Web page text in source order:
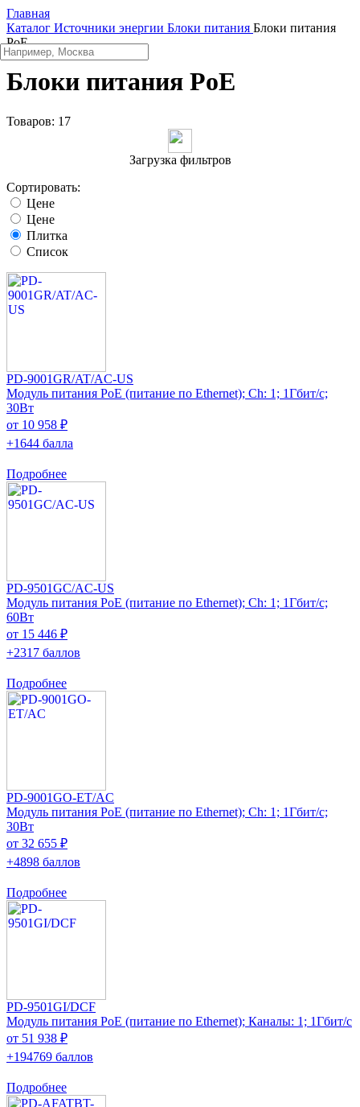
Главная
Каталог Источники энергии Блоки питания Блоки питания
PoE
Блоки питания PoE
Товаров: 17
Загрузка фильтров
Сортировать:
Цене
Цене
Плитка
Список
PD-9001GR/AT/AC-US
Модуль питания PoE (питание по Ethernet); Ch: 1; 1Гбит/с;
30Вт
от 10 958 ₽
+1644 балла
Подробнее
PD-9501GC/AC-US
Модуль питания PoE (питание по Ethernet); Ch: 1; 1Гбит/с;
60Вт
от 15 446 ₽
+2317 баллов
Подробнее
PD-9001GO-ET/AC
Модуль питания PoE (питание по Ethernet); Ch: 1; 1Гбит/с;
30Вт
от 32 655 ₽
+4898 баллов
Подробнее
PD-9501GI/DCF
Модуль питания PoE (питание по Ethernet); Каналы: 1; 1Гбит/с
от 51 938 ₽
+194769 баллов
Подробнее